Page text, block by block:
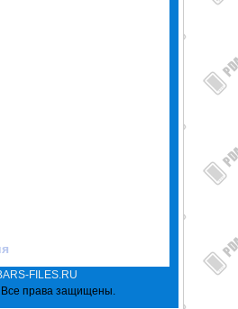
FILES.RU
права защищены.